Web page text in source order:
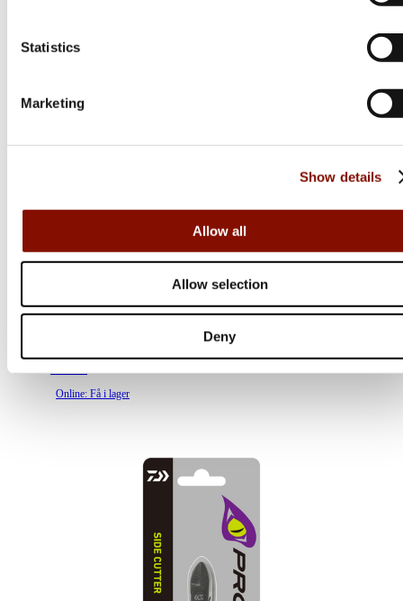
Statistics
Marketing
Show details
Allow all
Allow selection
Deny
Mini Split Ring Pliers
Online: Få i lager